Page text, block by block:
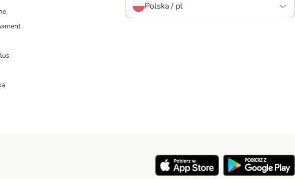
Polska / pl